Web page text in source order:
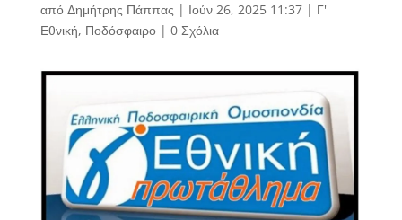
από Δημήτρης Πάππας | Ιούν 26, 2025 11:37| Γ'
Εθνική, Ποδόσφαιρο| 0 Σχόλια